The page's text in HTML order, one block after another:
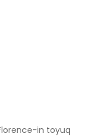
in toyuq